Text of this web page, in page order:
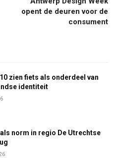
opent de deuren voor de
consument
zien fiets als onderdeel van
identiteit
als norm in regio De Utrechtse